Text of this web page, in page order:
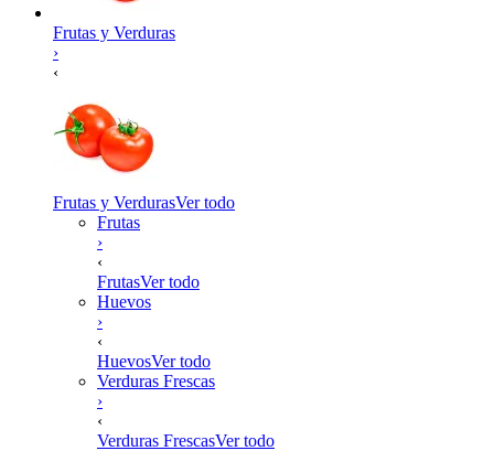
Frutas y Verduras
›
‹
Frutas y VerdurasVer todo
Frutas
›
‹
FrutasVer todo
Huevos
›
‹
HuevosVer todo
Verduras Frescas
›
‹
Verduras FrescasVer todo